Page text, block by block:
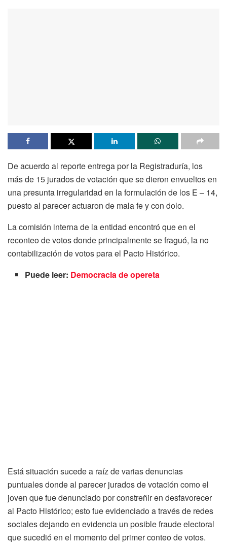
De acuerdo al reporte entrega por la Registraduría, los
más de 15 jurados de votación que se dieron envueltos en
una presunta irregularidad en la formulación de los E – 14,
puesto al parecer actuaron de mala fe y con dolo.
La comisión interna de la entidad encontró que en el
reconteo de votos donde principalmente se fraguó, la no
contabilización de votos para el Pacto Histórico.
Puede leer: Democracia de opereta
Está situación sucede a raíz de varias denuncias
puntuales donde al parecer jurados de votación como el
joven que fue denunciado por constreñir en desfavorecer
al Pacto Histórico; esto fue evidenciado a través de redes
sociales dejando en evidencia un posible fraude electoral
que sucedió en el momento del primer conteo de votos.